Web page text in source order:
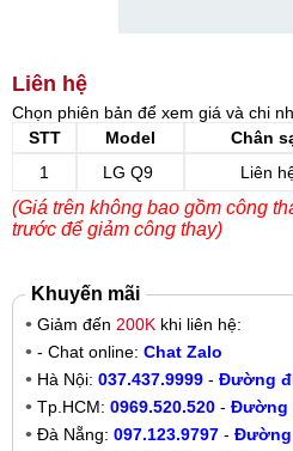
Liên hệ
Chọn phiên bản để xem giá và chi
STT
Model Chân
1
LG Q9 Liên
(Giá trên không bao gồm công
trước để giảm công thay)
Khuyến mãi
Giảm đến 200K khi liên hệ:
- Chat online: Chat Zalo
Hà Nội: 037.437.9999 - Đường
Tp.HCM: 0969.520.520 - Đường
Đà Nẵng: 097.123.9797 -